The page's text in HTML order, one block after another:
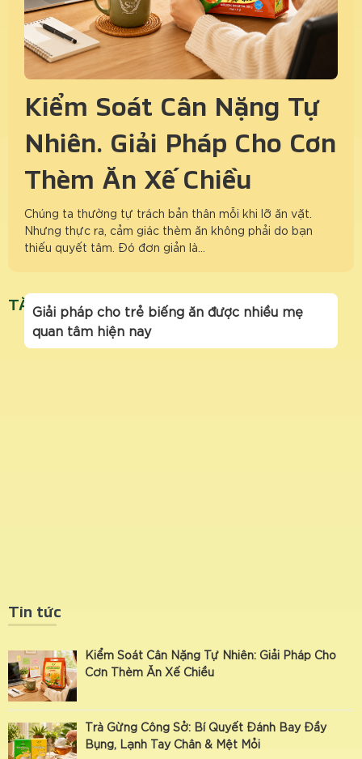
Kiểm Soát Cân Nặng Tự
Nhiên: Giải Pháp Cho Cơn
Thèm Ăn Xế Chiều
Chúng ta thường tự trách bản thân mỗi khi lỡ ăn vặt.
Nhưng thực ra, cảm giác thèm ăn không phải do bạn
thiếu quyết tâm. Đó đơn giản là…
TĂNG ĐỀ KHÁNG CHO TRẺ NHỎ
Giải pháp cho trẻ biếng ăn được nhiều mẹ
quan tâm hiện nay
Tin tức
Kiểm Soát Cân Nặng Tự Nhiên: Giải Pháp Cho
Cơn Thèm Ăn Xế Chiều
Trà Gừng Công Sở: Bí Quyết Đánh Bay Đầy
Bụng, Lạnh Tay Chân & Mệt Mỏi